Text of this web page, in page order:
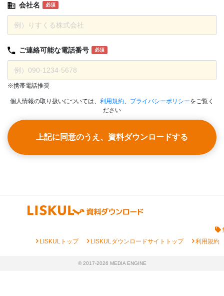
会社名 必須
ご連絡可能な電話番号 必須
※携帯電話推奨
個人情報の取り扱いについては、 利用規約、 プライバシーポリシーをご覧く
ださい
上記に同意のうえ、資料ダウンロードする
chevron_rightLISKULトップ chevron_rightLISKULダウンロードサイトトップ chevron_right利用規約
© 2017-2026 MEDIA ENGINE